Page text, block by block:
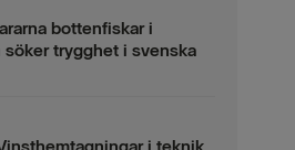
bottenfiskar i
trygghet i svenska